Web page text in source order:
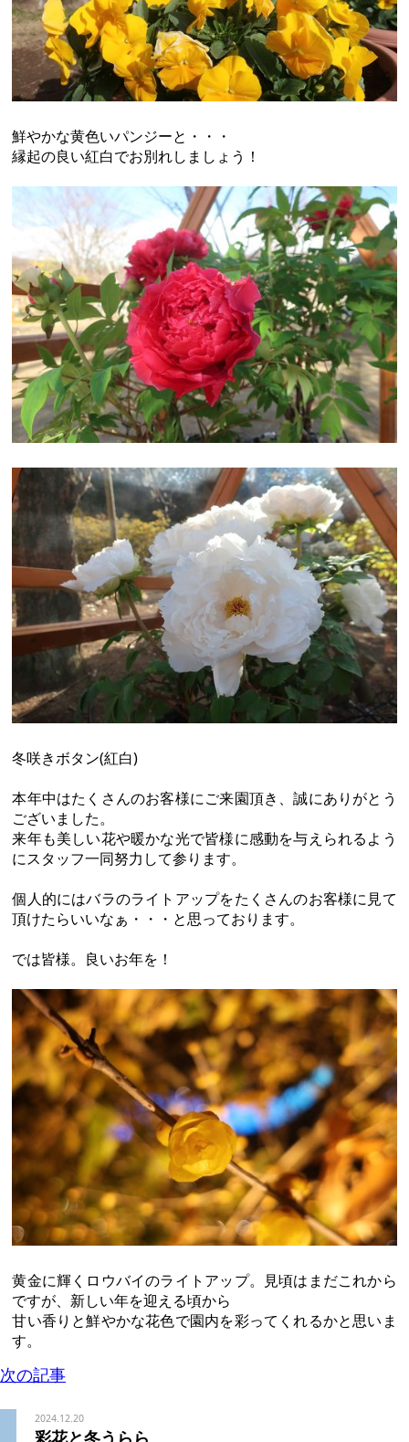
鮮やかな黄色いパンジーと・・・
縁起の良い紅白でお別れしましょう！
冬咲きボタン(紅白)
本年中はたくさんのお客様にご来園頂き、誠にありがとう
ございました。
来年も美しい花や暖かな光で皆様に感動を与えられるよう
にスタッフ一同努力して参ります。
個人的にはバラのライトアップをたくさんのお客様に見て
頂けたらいいなぁ・・・と思っております。
では皆様。良いお年を！
黄金に輝くロウバイのライトアップ。見頃はまだこれから
ですが、新しい年を迎える頃から
甘い香りと鮮やかな花色で園内を彩ってくれるかと思いま
す。
次の記事
2024.12.20
彩花と冬うらら